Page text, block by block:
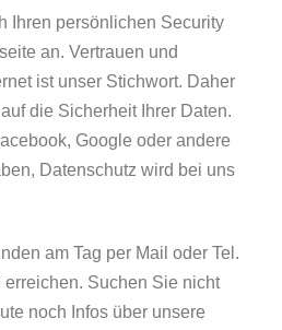
Ihren persönlichen Security
an. Vertrauen und
ist unser Stichwort. Daher
die Sicherheit Ihrer Daten.
Google oder andere
Datenschutz wird bei uns
am Tag per Mail oder Tel.
erreichen. Suchen Sie nicht
noch Infos über unsere